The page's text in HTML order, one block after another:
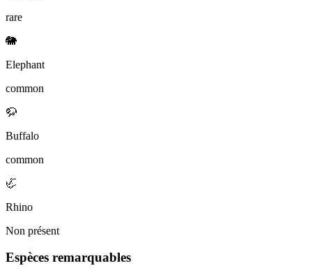
rare
🐘
Elephant
common
🦬
Buffalo
common
🦏
Rhino
Non présent
Espèces remarquables